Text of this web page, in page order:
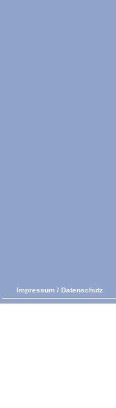
Impressum / Datenschutz